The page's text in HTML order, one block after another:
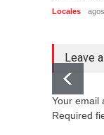
Locales
Leave
Your email
Required